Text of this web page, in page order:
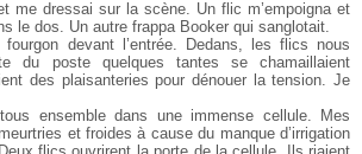
me dressai sur la scène. Un flic m’empoigna et
le dos. Un autre frappa Booker qui sanglotait.
fourgon devant l’entrée. Dedans, les flics nous
du poste quelques tantes se chamaillaient
des plaisanteries pour dénouer la tension. Je
ensemble dans une immense cellule. Mes
et froides à cause du manque d’irrigation